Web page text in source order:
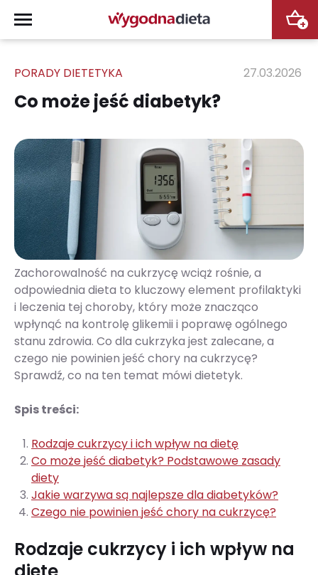
+
PORADY DIETETYKA 27.03.2026
Co może jeść diabetyk?
Zachorowalność na cukrzycę wciąż rośnie, a
odpowiednia dieta to kluczowy element profilaktyki
i leczenia tej choroby, który może znacząco
wpłynąć na kontrolę glikemii i poprawę ogólnego
stanu zdrowia. Co dla cukrzyka jest zalecane, a
czego nie powinien jeść chory na cukrzycę?
Sprawdź, co na ten temat mówi dietetyk.
Spis treści:
Rodzaje cukrzycy i ich wpływ na dietę
Co może jeść diabetyk? Podstawowe zasady
diety
Jakie warzywa są najlepsze dla diabetyków?
Czego nie powinien jeść chory na cukrzycę?
Rodzaje cukrzycy i ich wpływ na